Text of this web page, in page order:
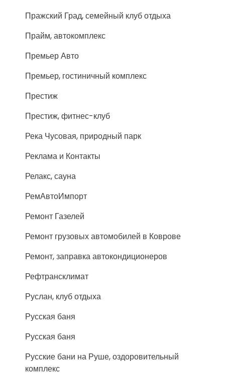
Пражский Град, семейный клуб отдыха
Прайм, автокомплекс
Премьер Авто
Премьер, гостиничный комплекс
Престиж
Престиж, фитнес-клуб
Река Чусовая, природный парк
Реклама и Контакты
Релакс, сауна
РемАвтоИмпорт
Ремонт Газелей
Ремонт грузовых автомобилей в Коврове
Ремонт, заправка автокондиционеров
Рефтрансклимат
Руслан, клуб отдыха
Русская баня
Русская баня
Русские бани на Руше, оздоровительный
комплекс